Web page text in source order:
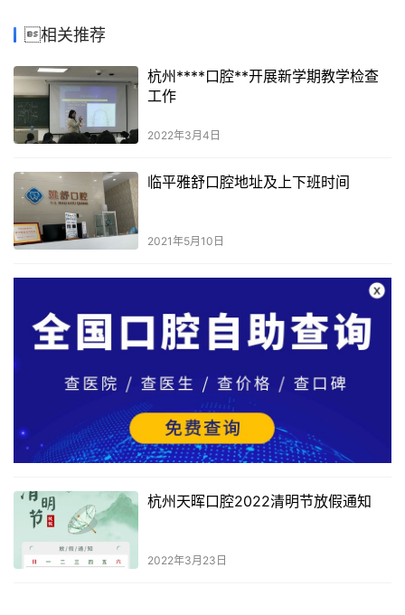
相关推荐
杭州****口腔**开展新学期教学检查
工作
2022年3月4日
临平雅舒口腔地址及上下班时间
2021年5月10日
杭州天晖口腔2022清明节放假通知
2022年3月23日